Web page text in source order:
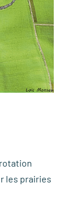
les prairies